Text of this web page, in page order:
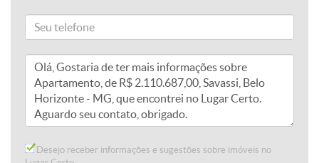
Desejo receber informações e sugestões sobre imóveis no